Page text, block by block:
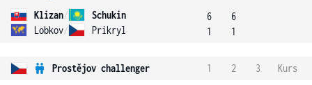
Klizan/
Schukin
Lobkov/ Prikryl
6
1
6
1
Prostějov challenger 1 2 3
Kurs